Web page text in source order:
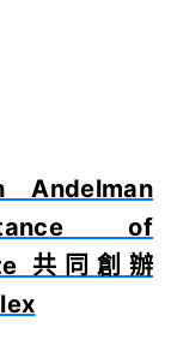
Andelman
of
共同創辦